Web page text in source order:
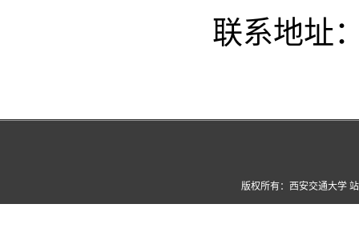
联系地址
版权所有：西安交通大学